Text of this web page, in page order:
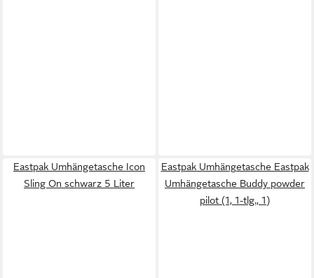
Eastpak Umhängetasche Icon
Sling On schwarz 5 Liter
Eastpak Umhängetasche Eastpak
Umhängetasche Buddy powder
pilot (1, 1-tlg., 1)